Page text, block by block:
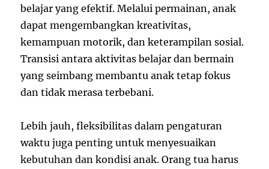
belajar yang efektif. Melalui permainan, anak
dapat mengembangkan kreativitas,
kemampuan motorik, dan keterampilan sosial.
Transisi antara aktivitas belajar dan bermain
yang seimbang membantu anak tetap fokus
dan tidak merasa terbebani.
Lebih jauh, fleksibilitas dalam pengaturan
waktu juga penting untuk menyesuaikan
kebutuhan dan kondisi anak. Orang tua harus